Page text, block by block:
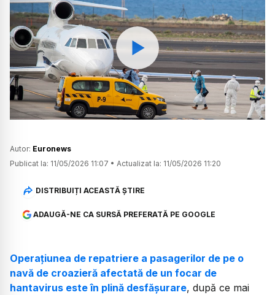
Watch
Autor: Euronews
Publicat la: 11/05/2026 11:07 • Actualizat la: 11/05/2026 11:20
DISTRIBUIȚI ACEASTĂ ȘTIRE
ADAUGĂ-NE CA SURSĂ PREFERATĂ PE GOOGLE
Operațiunea de repatriere a pasagerilor de pe o
navă de croazieră afectată de un focar de
hantavirus este în plină desfășurare, după ce mai